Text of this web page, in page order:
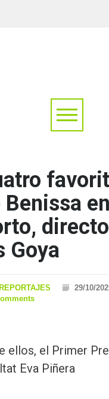
Benissa en
Goya
REPORTAJES
29/10/
ellos, el Primer
Eva Piñera